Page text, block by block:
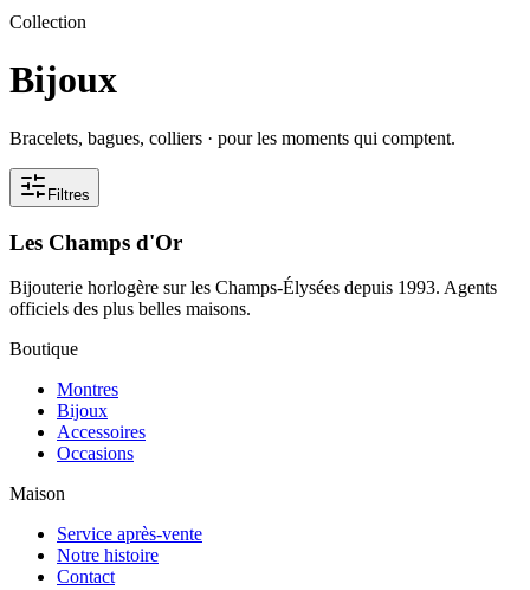
Collection
Bijoux
Bracelets, bagues, colliers · pour les moments qui comptent.
Filtres
Les Champs d'Or
Bijouterie horlogère sur les Champs-Élysées depuis 1993. Agents
officiels des plus belles maisons.
Boutique
Montres
Bijoux
Accessoires
Occasions
Maison
Service après-vente
Notre histoire
Contact